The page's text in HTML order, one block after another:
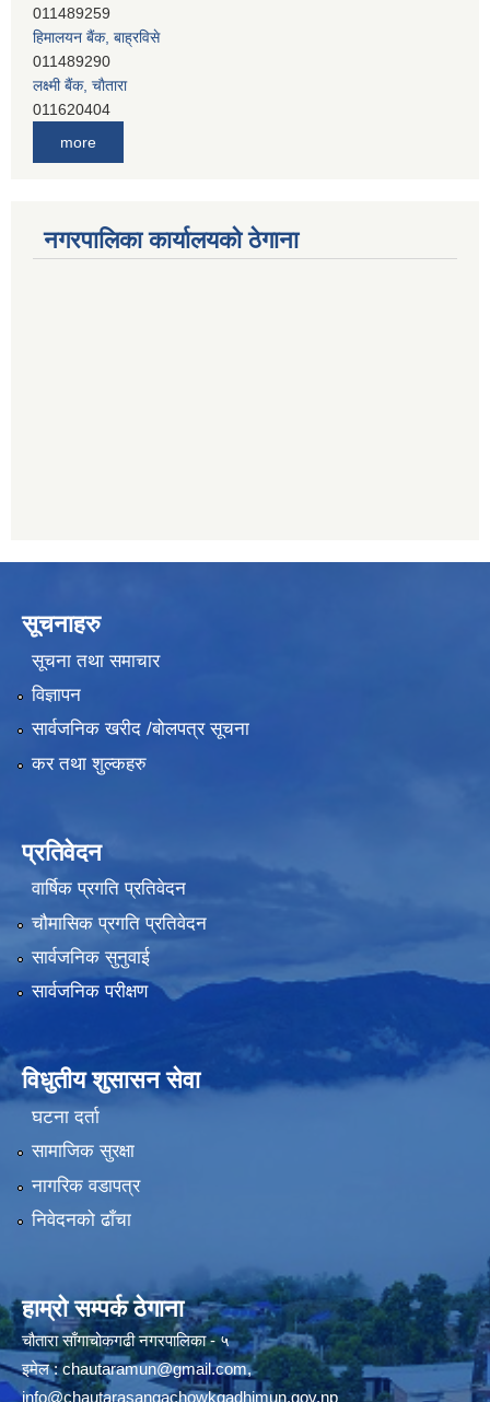
011489259
हिमालयन बैंक, बाह्रविसे
011489290
लक्ष्मी बैंक, चाैतारा
011620404
देव विकास बैंक, बाह्रविसे
011401005
more
नगरपालिका कार्यालयको ठेगाना
सूचनाहरु
सूचना तथा समाचार
विज्ञापन
सार्वजनिक खरीद /बोलपत्र सूचना
कर तथा शुल्कहरु
प्रतिवेदन
वार्षिक प्रगति प्रतिवेदन
चौमासिक प्रगति प्रतिवेदन
सार्वजनिक सुनुवाई
सार्वजनिक परीक्षण
विधुतीय शुसासन सेवा
घटना दर्ता
सामाजिक सुरक्षा
नागरिक वडापत्र
निवेदनको ढाँचा
हाम्रो सम्पर्क ठेगाना
चौतारा साँगाचोकगढी नगरपालिका - ५
इमेल :chautaramun@gmail.com,
info@chautarasangachowkgadhimun.gov.np